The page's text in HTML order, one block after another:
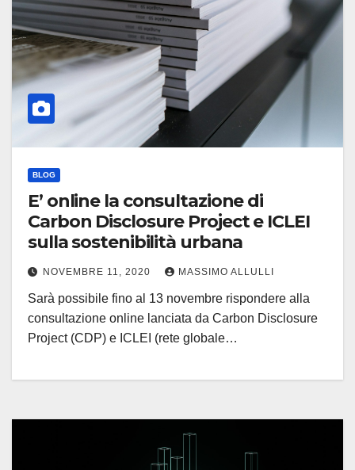
BLOG
E’ online la consultazione di
Carbon Disclosure Project e ICLEI
sulla sostenibilità urbana
NOVEMBRE 11, 2020 MASSIMO ALLULLI
Sarà possibile fino al 13 novembre rispondere alla
consultazione online lanciata da Carbon Disclosure
Project (CDP) e ICLEI (rete globale…